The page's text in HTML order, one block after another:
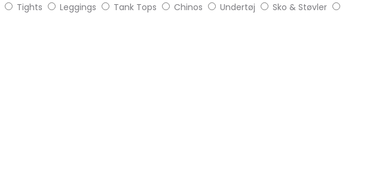
Tights Leggings Tank Tops Chinos Undertøj
Sko & Støvler